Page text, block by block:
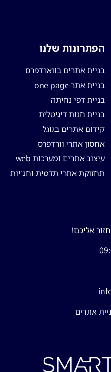
הפתרונות שלנו
בניית אתרים בווארדפרס
בניית אתר one page
בניית דפי נחיתה
בניית חנות דיגיטלית
קידום אתרים בגוגל
אחסון אתרי וורדפרס
עיצוב אתרים ומערכות web
תחזוקת אתרי תדמית וחנויות
אליכם!
אתרים